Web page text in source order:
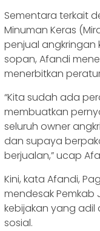
Sementara terkait
Minuman Keras
penjual angkringan
sopan, Afandi
menerbitkan
“Kita sudah ada
membuatkan
seluruh owner
dan supaya
berjualan,” ucap
Kini, kata Afandi,
mendesak
kebijakan yang adil
sosial.